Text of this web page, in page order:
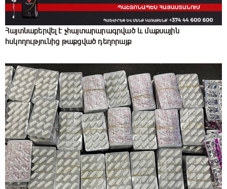
Հայտնաբերվել է չհայտարարագրված և մաքսային
հսկողությունից թաքցված դեղորայք